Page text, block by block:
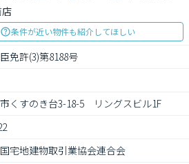
条件が近い物件も紹介してほしい
免許(3)第8188号
くすのき台3-18-5　リングスビル1F
国宅地建物取引業協会連合会